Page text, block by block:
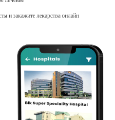
и закажите лекарства онлайн